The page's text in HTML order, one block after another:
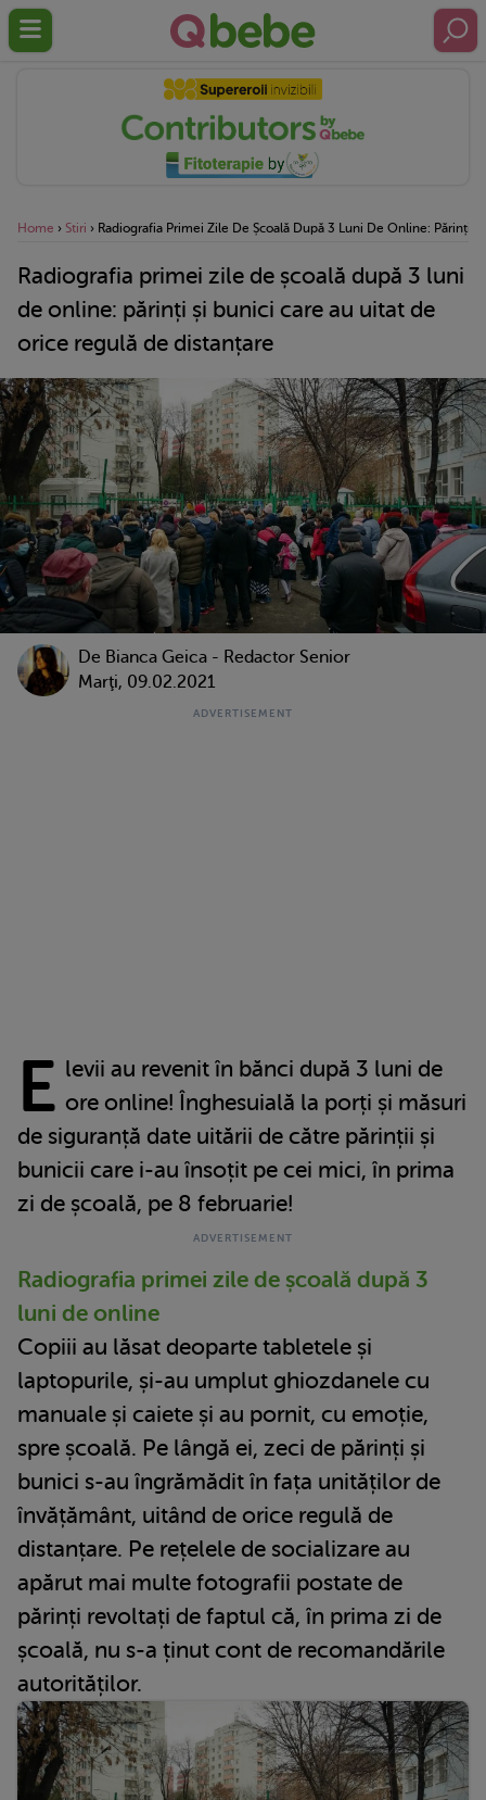
Home › Stiri › Radiografia Primei Zile De Școală După 3 Luni De Online: Părinți
Radiografia primei zile de școală după 3 luni
de online: părinți și bunici care au uitat de
orice regulă de distanțare
De Bianca Geica - Redactor Senior
Marţi, 09.02.2021
E levii au revenit în bănci după 3 luni de
ore online! Înghesuială la porți și măsuri
de siguranță date uitării de către părinții și
bunicii care i-au însoțit pe cei mici, în prima
zi de școală, pe 8 februarie!
Radiografia primei zile de școală după 3
luni de online
Copiii au lăsat deoparte tabletele și
laptopurile, și-au umplut ghiozdanele cu
manuale și caiete și au pornit, cu emoție,
spre școală. Pe lângă ei, zeci de părinți și
bunici s-au îngrămădit în fața unităților de
învățământ, uitând de orice regulă de
distanțare. Pe rețelele de socializare au
apărut mai multe fotografii postate de
părinți revoltați de faptul că, în prima zi de
școală, nu s-a ținut cont de recomandările
autorităților.